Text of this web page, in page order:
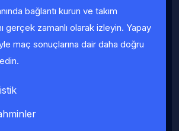
bağlantı kurun ve takım
gerçek zamanlı olarak izleyin. Yapay
maç sonuçlarına dair daha doğru